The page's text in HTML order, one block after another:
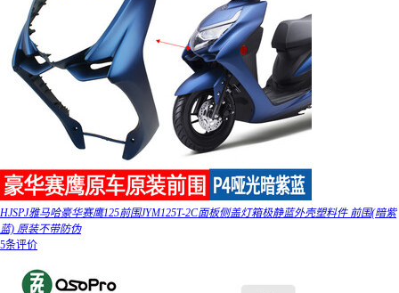
HJSPJ雅马哈豪华赛鹰125前围JYM125T-2C面板侧盖灯箱极静蓝外壳塑料件 前围(暗紫
蓝) 原装不带防伪
5条评价